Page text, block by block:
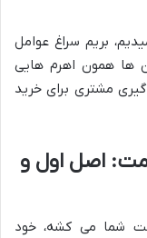
بریم سراغ عوامل
ها همون اهرم هایی
مشتری برای خرید
اصل اول و
شما می کشه، خود